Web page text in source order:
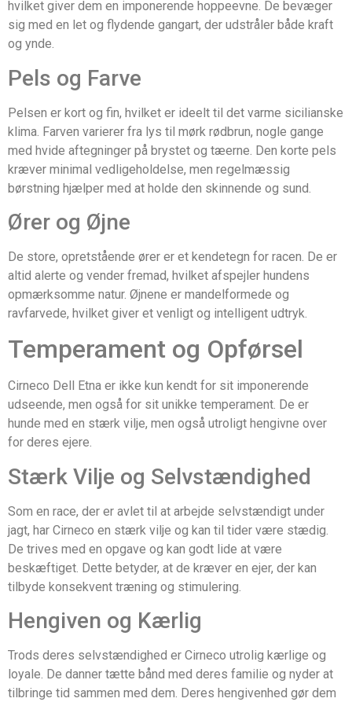
hvilket giver dem en imponerende hoppeevne. De bevæger
sig med en let og flydende gangart, der udstråler både kraft
og ynde.
Pels og Farve
Pelsen er kort og fin, hvilket er ideelt til det varme sicilianske
klima. Farven varierer fra lys til mørk rødbrun, nogle gange
med hvide aftegninger på brystet og tæerne. Den korte pels
kræver minimal vedligeholdelse, men regelmæssig
børstning hjælper med at holde den skinnende og sund.
Ører og Øjne
De store, opretstående ører er et kendetegn for racen. De er
altid alerte og vender fremad, hvilket afspejler hundens
opmærksomme natur. Øjnene er mandelformede og
ravfarvede, hvilket giver et venligt og intelligent udtryk.
Temperament og Opførsel
Cirneco Dell Etna er ikke kun kendt for sit imponerende
udseende, men også for sit unikke temperament. De er
hunde med en stærk vilje, men også utroligt hengivne over
for deres ejere.
Stærk Vilje og Selvstændighed
Som en race, der er avlet til at arbejde selvstændigt under
jagt, har Cirneco en stærk vilje og kan til tider være stædig.
De trives med en opgave og kan godt lide at være
beskæftiget. Dette betyder, at de kræver en ejer, der kan
tilbyde konsekvent træning og stimulering.
Hengiven og Kærlig
Trods deres selvstændighed er Cirneco utrolig kærlige og
loyale. De danner tætte bånd med deres familie og nyder at
tilbringe tid sammen med dem. Deres hengivenhed gør dem